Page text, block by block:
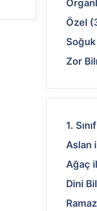
Özel
Zor
1.
Aslan
Ağaç
Dini